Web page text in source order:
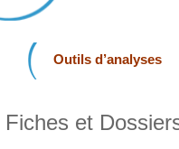
Outils d’analyses
Fiches et